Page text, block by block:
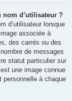
nom d’utilisateur ?
d’utilisateur lorsque
associée à
des carrés ou des
de messages
statut particulier sur
une image connue
personnelle à chaque